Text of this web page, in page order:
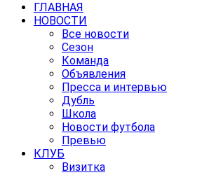
ГЛАВНАЯ
НОВОСТИ
Все новости
Сезон
Команда
Объявления
Пресса и интервью
Дубль
Школа
Новости футбола
Превью
КЛУБ
Визитка